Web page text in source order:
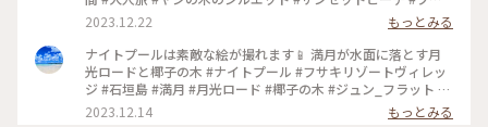
キリゾートヴィレッジ #リゾートホテル #ジュン_フラット
2023.12.22
もっとみる
ナイトプールは素敵な絵が撮れます📱 満月が水面に落とす月
光ロードと椰子の木 #ナイトプール #フサキリゾートヴィレッ
ジ #石垣島 #満月 #月光ロード #椰子の木 #ジュン_フラット #
スマホ写真
2023.12.14 もっとみる